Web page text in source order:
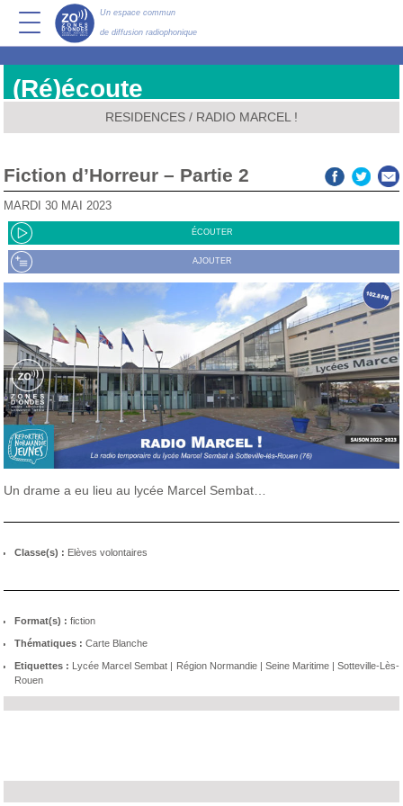
Un espace commun
de diffusion radiophonique
(Ré)écoute
RESIDENCES / RADIO MARCEL !
Fiction d’Horreur – Partie 2
MARDI 30 MAI 2023
ÉCOUTER
AJOUTER
Un drame a eu lieu au lycée Marcel Sembat…
Classe(s) : Elèves volontaires
Format(s) : fiction
Thématiques : Carte Blanche
Etiquettes : Lycée Marcel Sembat | Région Normandie| Seine Maritime|Sotteville-Lès-
Rouen